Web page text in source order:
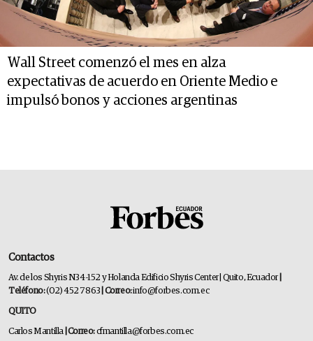
Wall Street comenzó el mes en alza
expectativas de acuerdo en Oriente Medio e
impulsó bonos y acciones argentinas
Contactos
Av. de los Shyris N34-152 y Holanda Edificio Shyris Center | Quito, Ecuador
Teléfono:(02) 452 7863 | Correo:info@forbes.com.ec
QUITO
Carlos Mantilla | Correo:cfmantilla@forbes.com.ec